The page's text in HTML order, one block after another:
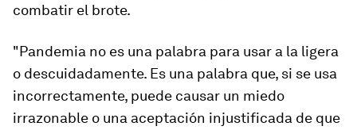
combatir el brote.
"Pandemia no es una palabra para usar a la ligera
o descuidadamente. Es una palabra que, si se usa
incorrectamente, puede causar un miedo
irrazonable o una aceptación injustificada de que